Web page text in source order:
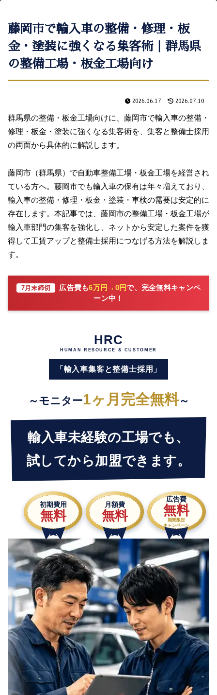
藤岡市で輸入車の整備・修理・板
金・塗装に強くなる集客術｜群馬県
の整備工場・板金工場向け
2026.06.17 2026.07.10
群馬県の整備・板金工場向けに、藤岡市で輸入車の整備・
修理・板金・塗装に強くなる集客術を、集客と整備士採用
の両面から具体的に解説します。
藤岡市（群馬県）で自動車整備工場・板金工場を経営され
ている方へ。藤岡市でも輸入車の保有は年々増えており、
輸入車の整備・修理・板金・塗装・車検の需要は安定的に
存在します。本記事では、藤岡市の整備工場・板金工場が
輸入車部門の集客を強化し、ネットから安定した案件を獲
得して工賃アップと整備士採用につなげる方法を解説しま
す。
7月末締切 広告費も6万円→0円で、完全無料キャンペ
ーン中！
HRC
HUMAN RESOURCE & CUSTOMER
「輸入車集客と整備士採用」
～モニター1ヶ月完全無料～
輸入車未経験の工場でも、
試してから加盟できます。
初期費用
無料
月額費
無料
広告費
無料
期間限定
キャンペーン